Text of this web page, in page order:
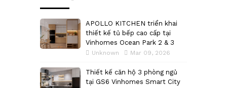
APOLLO KITCHEN triển khai
thiết kế tủ bếp cao cấp tại
Vinhomes Ocean Park 2 & 3
Unknown Mar 09, 2026
Thiết kế căn hộ 3 phòng ngủ
tại GS6 Vinhomes Smart City